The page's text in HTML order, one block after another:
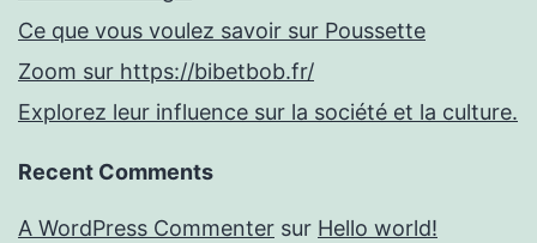
Ce que vous voulez savoir sur Poussette
Zoom sur https://bibetbob.fr/
Explorez leur influence sur la société et la culture.
Recent Comments
A WordPress Commenter sur Hello world!